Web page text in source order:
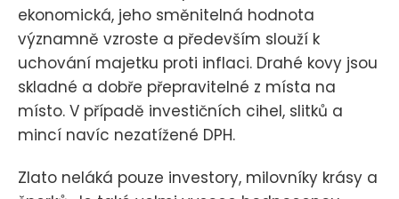
ekonomická, jeho směnitelná hodnota
významně vzroste a především slouží k
uchování majetku proti inflaci. Drahé kovy jsou
skladné a dobře přepravitelné z místa na
místo. V případě investičních cihel, slitků a
mincí navíc nezatížené DPH.
Zlato neláká pouze investory, milovníky krásy a